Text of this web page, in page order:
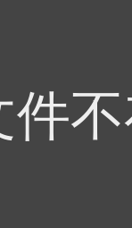
件